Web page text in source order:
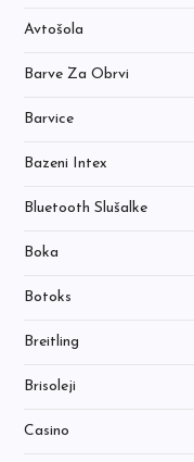
Avtošola
Barve Za Obrvi
Barvice
Bazeni Intex
Bluetooth Slušalke
Boka
Botoks
Breitling
Brisoleji
Casino